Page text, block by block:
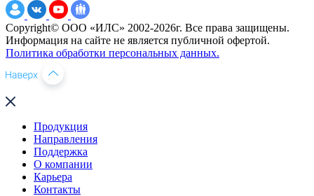
Copyright© ООО «ИЛС» 2002-2026г. Все права защищены.
Информация на сайте не является публичной офертой.
Политика обработки персональных данных.
Продукция
Направления
Поддержка
О компании
Карьера
Контакты